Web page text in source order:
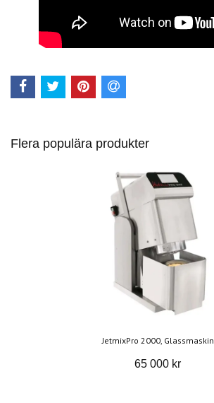
Flera populära produkter
JetmixPro 2000, Glassmaskin
65 000 kr